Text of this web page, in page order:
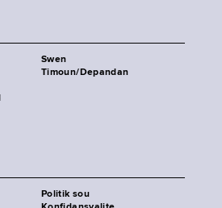
Swen
Timoun/Depandan
Politik sou